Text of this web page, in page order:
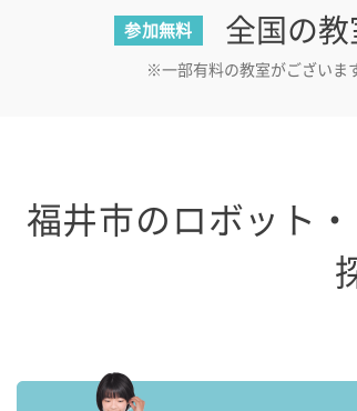
参加無料 全国の
※一部有料の教室がございま
福井市のロボット